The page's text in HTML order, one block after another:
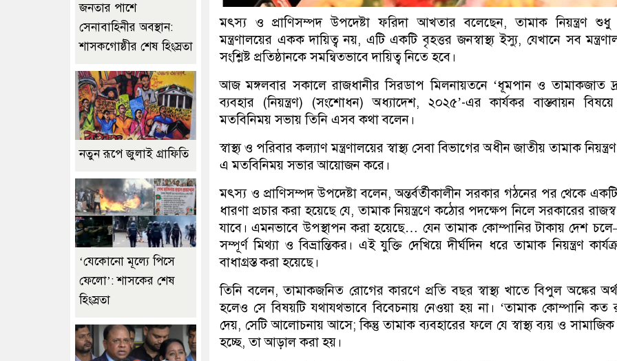
মৎস্য ও প্রাণিসম্পদ উপদেষ্টা ফরিদা আখতার বলেছেন, তামাক নিয়ন্ত্রণ শুধু
মন্ত্রণালয়ের একক দায়িত্ব নয়, এটি একটি বৃহত্তর জনস্বাস্থ্য ইস্যু, যেখানে সব
সংশ্লিষ্ট প্রতিষ্ঠানকে সমন্বিতভাবে দায়িত্ব নিতে হবে।
আজ মঙ্গলবার সকালে রাজধানীর সিরডাপ মিলনায়তনে ‘ধূমপান ও তামাকজাত
ব্যবহার (নিয়ন্ত্রণ) (সংশোধন) অধ্যাদেশ, ২০২৫’-এর কার্যকর বাস্তবায়ন
মতবিনিময় সভায় তিনি এসব কথা বলেন।
স্বাস্থ্য ও পরিবার কল্যাণ মন্ত্রণালয়ের স্বাস্থ্য সেবা বিভাগের অধীন জাতীয় তামাক
এ মতবিনিময় সভার আয়োজন করে।
মৎস্য ও প্রাণিসম্পদ উপদেষ্টা বলেন, অন্তর্বর্তীকালীন সরকার গঠনের পর থেকে একটি
ধারণা প্রচার করা হয়েছে যে, তামাক নিয়ন্ত্রণে কঠোর পদক্ষেপ নিলে সরকারের
যাবে। এমনভাবে উপস্থাপন করা হয়েছে… যেন তামাক কোম্পানির টাকায় দেশ
সম্পূর্ণ মিথ্যা ও বিভ্রান্তিকর। এই যুক্তি দেখিয়ে দীর্ঘদিন ধরে তামাক নিয়ন্ত্রণ
বাধাগ্রস্ত করা হয়েছে।
তিনি বলেন, তামাকজনিত রোগের কারণে প্রতি বছর স্বাস্থ্য খাতে বিপুল অঙ্কের
হলেও সে বিষয়টি যথাযথভাবে বিবেচনায় নেওয়া হয় না। ‘তামাক কোম্পানি কত
দেয়, সেটি আলোচনায় আসে; কিন্তু তামাক ব্যবহারের ফলে যে স্বাস্থ্য ব্যয় ও সামাজিক
হচ্ছে, তা আড়াল করা হয়।
জনতার পাশে
সেনাবাহিনীর অবস্থান:
শাসকগোষ্ঠীর শেষ হিংস্রতা
নতুন রূপে জুলাই গ্রাফিতি
‘যেকোনো মূল্যে পিসে
ফেলো’: শাসকের শেষ
হিংস্রতা